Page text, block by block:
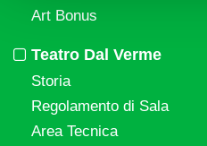
Art Bonus
Teatro Dal Verme
Storia
Regolamento di Sala
Area Tecnica